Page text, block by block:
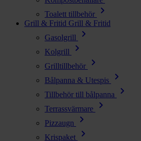
Toalett tillbehör chevron_right
Grill & Fritid Grill & Fritid
Gasolgrill
chevron_right
Kolgrill chevron_right
Grilltillbehör chevron_right
Bålpanna & Utespis chevron_right
Tillbehör till bålpanna chevron_right
Terrassvärmare chevron_right
Pizzaugn chevron_right
Krispaket chevron_right